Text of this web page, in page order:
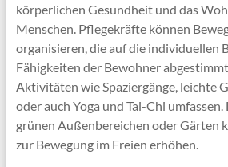
körperlichen Gesundheit und das
Menschen. Pflegekräfte können
organisieren, die auf die individuellen
Fähigkeiten der Bewohner
Aktivitäten wie Spaziergänge, leichte
oder auch Yoga und Tai-Chi umfassen.
grünen Außenbereichen oder Gärten
zur Bewegung im Freien erhöhen.